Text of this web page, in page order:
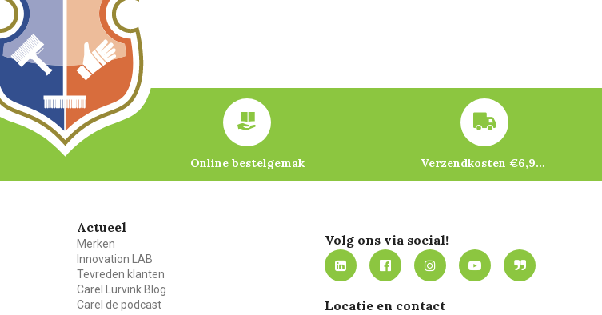
Online bestelgemak Verzendkosten €6,95 – gratis bij je eerste bestelling vanaf €200
Actueel
Merken
Innovation LAB
Tevreden klanten
Carel Lurvink Blog
Carel de podcast
Volg ons via social!
Locatie en contact